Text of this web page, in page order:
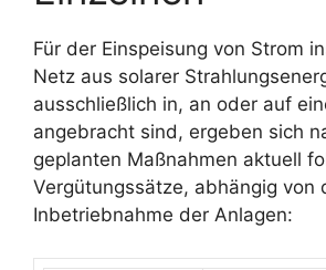
Für der Einspeisung von Strom
Netz aus solarer
ausschließlich in, an oder auf
angebracht sind, ergeben sich
geplanten Maßnahmen aktuell
Vergütungssätze, abhängig von
Inbetriebnahme der Anlagen: